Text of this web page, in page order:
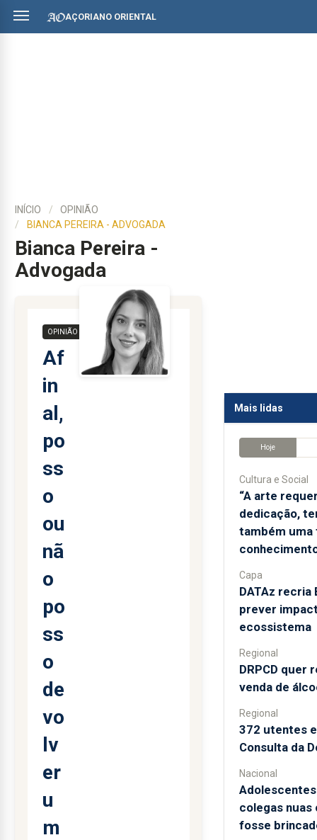
AÇORIANO ORIENTAL
INÍCIO
OPINIÃO
BIANCA PEREIRA - ADVOGADA
Bianca Pereira -
Advogada
OPINIÃO
Af
in
al,
po
ss
o
ou
nã
o
po
ss
o
de
vo
lv
er
u
m
Mais lidas
Hoje
Cultura e Social
“A arte
dedicação,
também uma
Capa
DATAz recria
prever
ecossistema
Regional
DRPCD quer
venda de
Regional
372 utentes
Consulta da
Nacional
colegas nuas
fosse